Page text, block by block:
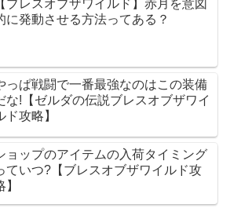
【ブレスオブザワイルド】赤月を意図
に発動させる方法ってある？
っぱ戦闘で一番最強なのはこの装備
な!【ゼルダの伝説ブレスオブザワイ
ド攻略】
ョップのアイテムの入荷タイミング
ていつ?【ブレスオブザワイルド攻
】